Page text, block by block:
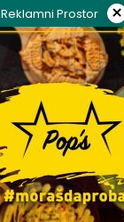
Reklamni Prostor ×